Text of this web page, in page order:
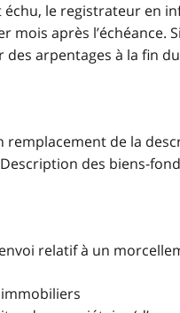
le registrateur en
mois après l’échéance.
arpentages à la fin
de la
des biens-
relatif à un